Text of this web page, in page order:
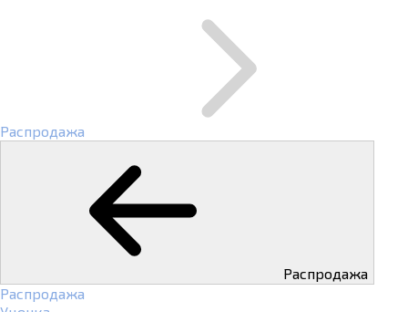
Распродажа
Распродажа
Распродажа